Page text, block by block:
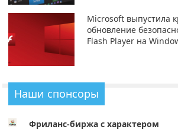
Microsoft выпустила
обновление
Flash Player на
Наши спонсоры
Фриланс-биржа с характером